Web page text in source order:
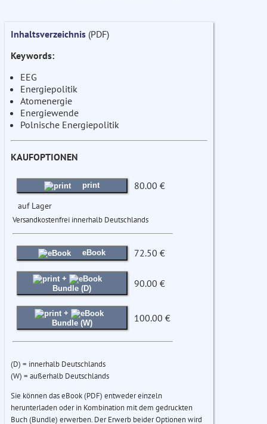
Inhaltsverzeichnis (PDF)
Keywords:
EEG
Energiepolitik
Atomenergie
Energiewende
Polnische Energiepolitik
KAUFOPTIONEN
print 80.00 €
auf Lager
Versandkostenfrei innerhalb Deutschlands
eBook 72.50 €
+
Bundle (D)
90.00 €
+
Bundle (W)
100.00 €
(D) = innerhalb Deutschlands
(W) = außerhalb Deutschlands
Sie können das eBook (PDF) entweder einzeln
herunterladen oder in Kombination mit dem gedruckten
Buch (Bundle) erwerben. Der Erwerb beider Optionen wird